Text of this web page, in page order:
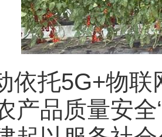
依托5G+物
产品质量安